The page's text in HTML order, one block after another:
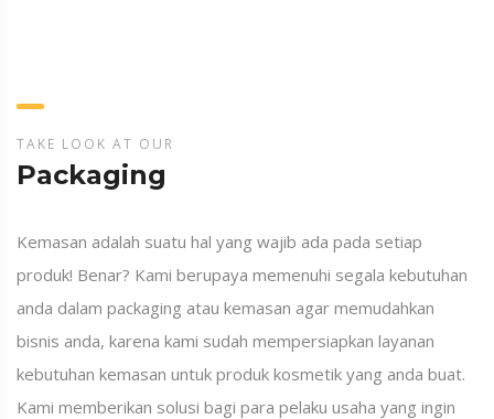
TAKE LOOK AT OUR
Packaging
Kemasan adalah suatu hal yang wajib ada pada setiap
produk! Benar? Kami berupaya memenuhi segala kebutuhan
anda dalam packaging atau kemasan agar memudahkan
bisnis anda, karena kami sudah mempersiapkan layanan
kebutuhan kemasan untuk produk kosmetik yang anda buat.
Kami memberikan solusi bagi para pelaku usaha yang ingin